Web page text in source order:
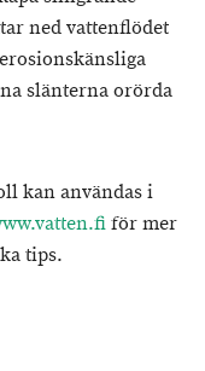
ned vattenflödet
slänterna orörda
kan användas i
för mer
tips.